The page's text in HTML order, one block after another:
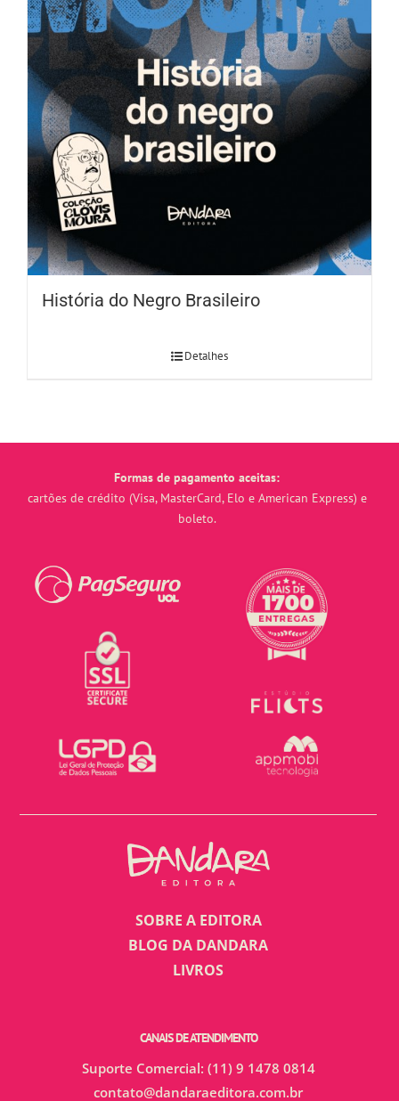
História do Negro Brasileiro
Detalhes
Formas de pagamento aceitas:
cartões de crédito (Visa, MasterCard, Elo e American Express) e
boleto.
SOBRE A EDITORA
BLOG DA DANDARA
LIVROS
CANAIS DE ATENDIMENTO
Suporte Comercial: (11) 9 1478 0814
contato@dandaraeditora.com.br